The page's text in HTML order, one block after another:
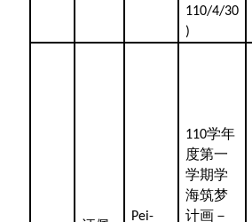
110/4/30
)
Pei-
110学年
度第一
学期学
海筑梦
计画－